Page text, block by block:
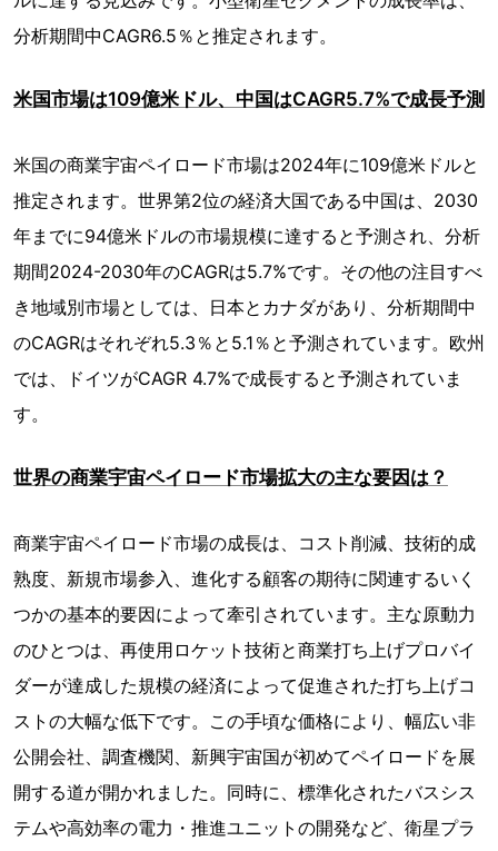
分析期間中CAGR6.5％と推定されます。
米国市場は109億米ドル、中国はCAGR5.7%で成長予測
米国の商業宇宙ペイロード市場は2024年に109億米ドルと
推定されます。世界第2位の経済大国である中国は、2030
年までに94億米ドルの市場規模に達すると予測され、分析
期間2024-2030年のCAGRは5.7%です。その他の注目すべ
き地域別市場としては、日本とカナダがあり、分析期間中
のCAGRはそれぞれ5.3％と5.1％と予測されています。欧州
では、ドイツがCAGR 4.7%で成長すると予測されていま
す。
世界の商業宇宙ペイロード市場拡大の主な要因は？
商業宇宙ペイロード市場の成長は、コスト削減、技術的成
熟度、新規市場参入、進化する顧客の期待に関連するいく
つかの基本的要因によって牽引されています。主な原動力
のひとつは、再使用ロケット技術と商業打ち上げプロバイ
ダーが達成した規模の経済によって促進された打ち上げコ
ストの大幅な低下です。この手頃な価格により、幅広い非
公開会社、調査機関、新興宇宙国が初めてペイロードを展
開する道が開かれました。同時に、標準化されたバスシス
テムや高効率の電力・推進ユニットの開発など、衛星プラ